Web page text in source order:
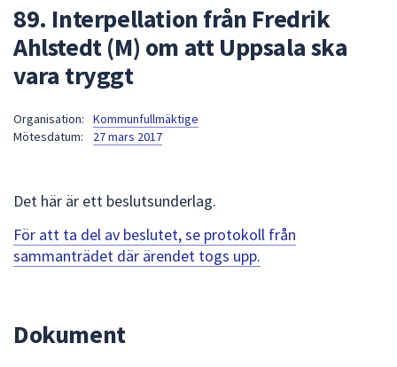
sökfältet
kommer
sökförslag
att
navigera
mellan
89. Interpellation från Fredrik
Ahlstedt (M) om att Uppsala ska
vara tryggt
Organisation:
Kommunfullmäktige
Mötesdatum:
27 mars 2017
Det här är ett beslutsunderlag.
För att ta del av beslutet, se protokoll från
sammanträdet där ärendet togs upp.
Dokument